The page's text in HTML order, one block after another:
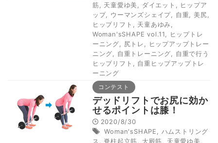
筋
天童愛ゆ美 ダイエット
ヒップア
ップ, ウーマンズシェイプ 自重 美尻
ヒップリフト
天童あゆみ
Woman'sSHAPE vol.11
ヒップトレ
ーニング
尻トレ
ヒップアップトレー
ニング
自重トレーニング
自重で行う
ヒップリフト
自重ヒップアップトレ
ーニング
コンテスト
デッドリフトでお尻に効か
せるポイントは膝！
2020/8/30
Woman'sSHAPE
ハムストリング
ス
脊柱起立筋 大殿筋 天童愛ゆ美